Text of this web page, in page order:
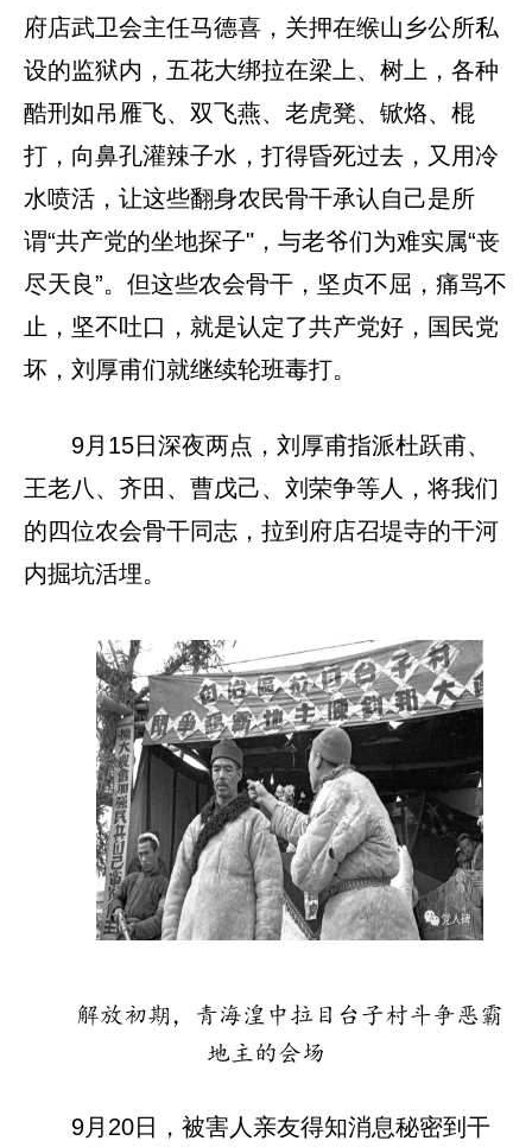
府店武卫会主任马德喜，关押在缑山乡公所私
设的监狱内，五花大绑拉在梁上、树上，各种
酷刑如吊雁飞、双飞燕、老虎凳、锨烙、棍
打，向鼻孔灌辣子水，打得昏死过去，又用冷
水喷活，让这些翻身农民骨干承认自己是所
谓“共产党的坐地探子"，与老爷们为难实属“丧
尽天良”。但这些农会骨干，坚贞不屈，痛骂不
止，坚不吐口，就是认定了共产党好，国民党
坏，刘厚甫们就继续轮班毒打。
9月15日深夜两点，刘厚甫指派杜跃甫、
王老八、齐田、曹戊己、刘荣争等人，将我们
的四位农会骨干同志，拉到府店召堤寺的干河
内掘坑活埋。
解放初期，青海湟中拉目台子村斗争恶霸
地主的会场
9月20日，被害人亲友得知消息秘密到干